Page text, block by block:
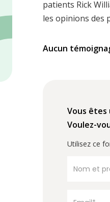
patients Rick
les opinions des
Aucun
Vous êtes
Voulez-
Utilisez ce